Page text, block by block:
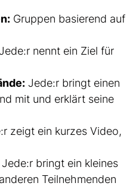
Gruppen basierend auf
nennt ein Ziel für
Jede:r bringt einen
mit und erklärt seine
zeigt ein kurzes Video,
Jede:r bringt ein kleines
Teilnehmenden